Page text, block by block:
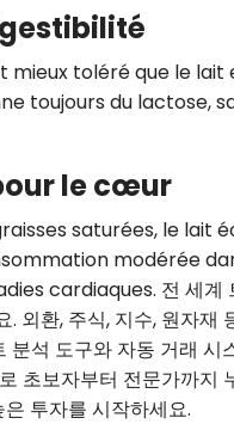
mieux toléré que le
toujours du
le cœur
saturées, le
modérée
cardiaques. 전 세계
. 외환, 주식, 지수, 원자
분석 도구와 자동 거래
초보자부터 전문가까지
투자를 시작하세요.